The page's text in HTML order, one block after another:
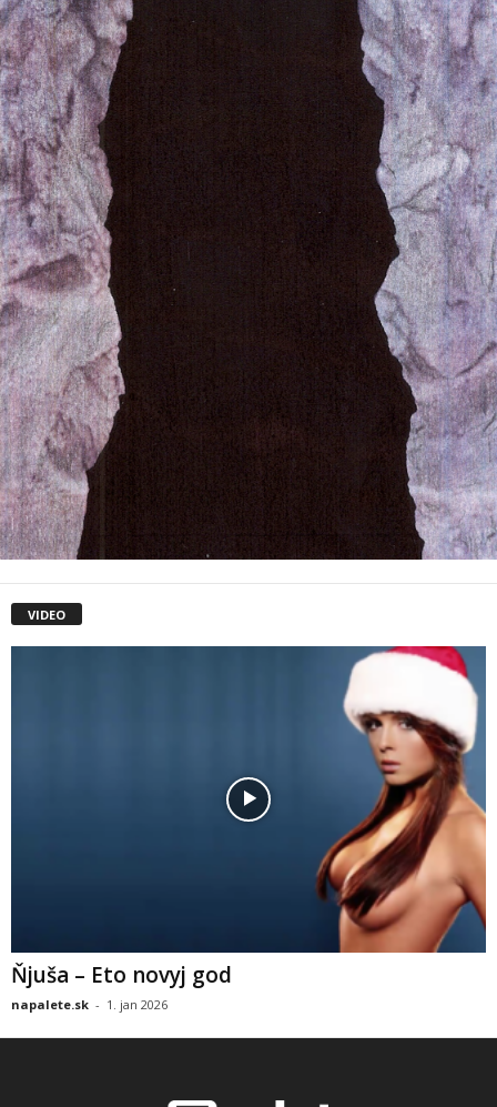
VIDEO
Ňjuša – Eto novyj god
napalete.sk - 1. jan 2026